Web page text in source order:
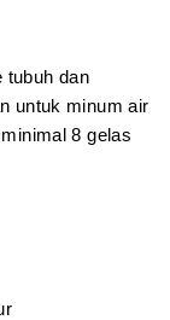
tubuh dan
untuk minum air
8 gelas